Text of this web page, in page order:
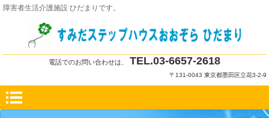
障害者生活介護施設 ひだまりです。
電話でのお問い合わせは TEL.03-6657-2618
〒131-0043 東京都墨田区立花3-2-9